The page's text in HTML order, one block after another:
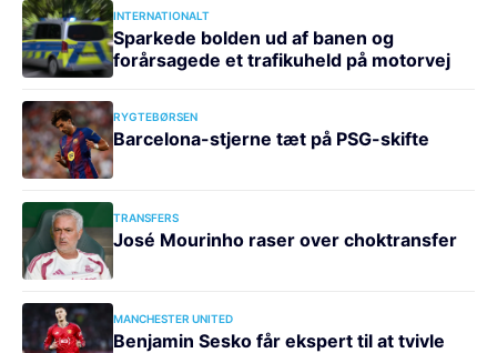
INTERNATIONALT
Sparkede bolden ud af banen og
forårsagede et trafikuheld på motorvej
RYGTEBØRSEN
Barcelona-stjerne tæt på PSG-skifte
TRANSFERS
José Mourinho raser over choktransfer
MANCHESTER UNITED
Benjamin Sesko får ekspert til at tvivle